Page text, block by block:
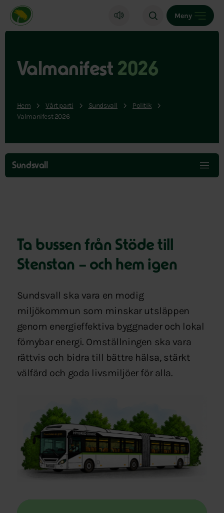
Miljöpartiet de gröna, startsida
Meny
Valmanifest 2026
Hem Vårt parti Sundsvall
Politik
Valmanifest 2026
Hoppa
över
menyn
Sundsvall
Ta bussen från Stöde till
Stenstan – och hem igen
Sundsvall ska vara en modig
miljökommun som minskar utsläppen
genom energieffektiva byggnader och lokal
förnybar energi. Omställningen ska vara
rättvis och bidra till bättre hälsa, stärkt
välfärd och goda livsmiljöer för alla.